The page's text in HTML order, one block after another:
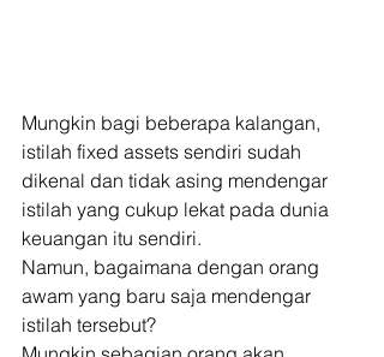
Mungkin bagi beberapa kalangan,
istilah fixed assets sendiri sudah
dikenal dan tidak asing mendengar
istilah yang cukup lekat pada dunia
keuangan itu sendiri.
Namun, bagaimana dengan orang
awam yang baru saja mendengar
istilah tersebut?